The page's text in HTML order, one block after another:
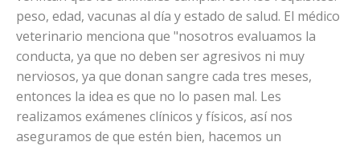
peso, edad, vacunas al día y estado de salud. El médico
veterinario menciona que "nosotros evaluamos la
conducta, ya que no deben ser agresivos ni muy
nerviosos, ya que donan sangre cada tres meses,
entonces la idea es que no lo pasen mal. Les
realizamos exámenes clínicos y físicos, así nos
aseguramos de que estén bien, hacemos un